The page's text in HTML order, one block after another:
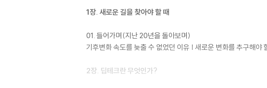
1장. 새로운 길을 찾아야 할 때
01. 들어가며(지난 20년을 돌아보며)
기후변화 속도를 늦출 수 없었던 이유 | 새로운 변화를 추구해야
2장. 딥테크란 무엇인가?